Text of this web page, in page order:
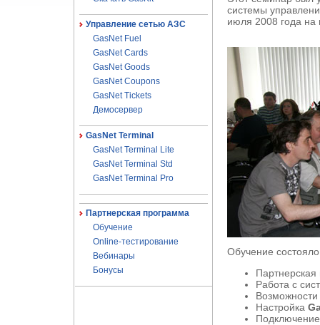
Управление сетью АЗС
GasNet Fuel
GasNet Cards
GasNet Goods
GasNet Coupons
GasNet Tickets
Демосервер
GasNet Terminal
GasNet Terminal Lite
GasNet Terminal Std
GasNet Terminal Pro
Партнерская программа
Обучение
Online-тестирование
Вебинары
Бонусы
системы
июля 2008 года
Обучение
Работа с
Возможности
Настройка